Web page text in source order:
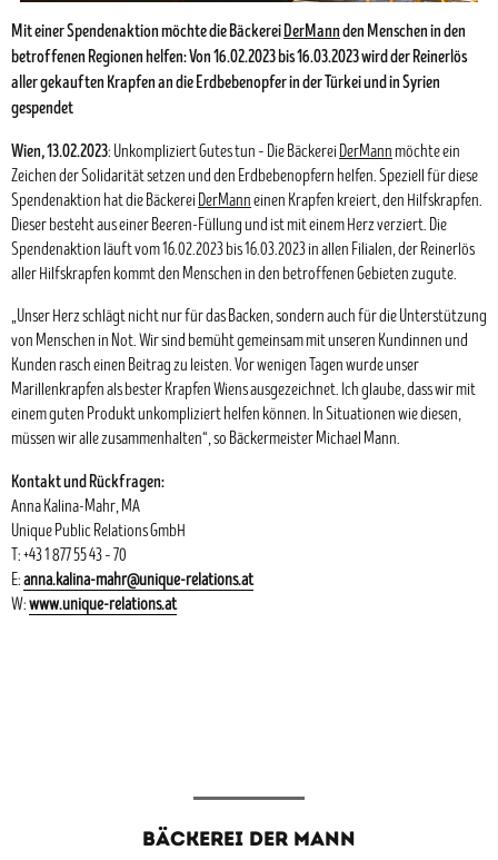
Mit einer Spendenaktion möchte die BäckereiDerMannden Menschen in den
betroffenen Regionen helfen: Von 16.02.2023 bis 16.03.2023 wird der Reinerlös
aller gekauften Krapfen an die Erdbebenopfer in der Türkei und in Syrien
gespendet
Wien, 13.02.2023: Unkompliziert Gutes tun – Die Bäckerei DerMannmöchte ein
Zeichen der Solidarität setzen und den Erdbebenopfern helfen. Speziell für diese
Spendenaktion hat die Bäckerei DerManneinen Krapfen kreiert, den Hilfskrapfen.
Dieser besteht aus einer Beeren-Füllung und ist mit einem Herz verziert. Die
Spendenaktion läuft vom 16.02.2023 bis 16.03.2023 in allen Filialen, der Reinerlös
aller Hilfskrapfen kommt den Menschen in den betroffenen Gebieten zugute.
„Unser Herz schlägt nicht nur für das Backen, sondern auch für die Unterstützung
von Menschen in Not. Wir sind bemüht gemeinsam mit unseren Kundinnen und
Kunden rasch einen Beitrag zu leisten. Vor wenigen Tagen wurde unser
Marillenkrapfen als bester Krapfen Wiens ausgezeichnet. Ich glaube, dass wir mit
einem guten Produkt unkompliziert helfen können. In Situationen wie diesen,
müssen wir alle zusammenhalten“, so Bäckermeister Michael Mann.
Kontakt und Rückfragen:
Anna Kalina-Mahr, MA
Unique Public Relations GmbH
T: +43 1 877 55 43 – 70
E:anna.kalina-mahr@unique-relations.at
W:www.unique-relations.at
BÄCKEREI DER MANN